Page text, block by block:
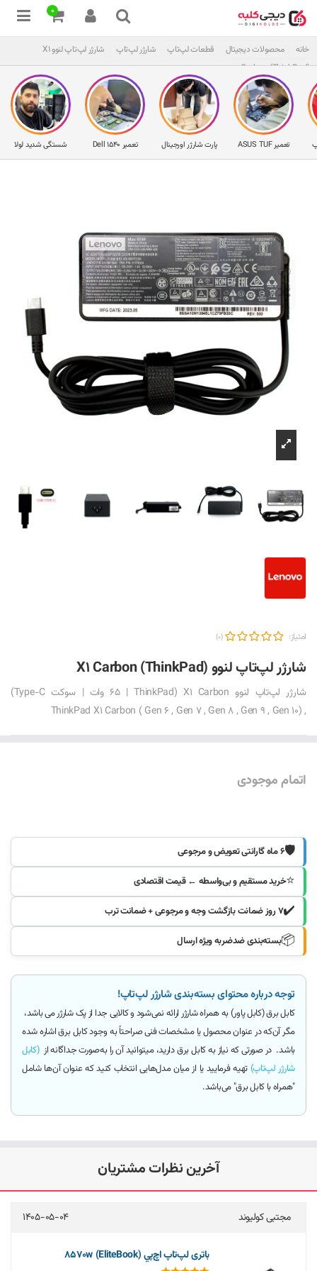
0
خانه محصولات دیجیتال قطعات لپ‌تاپ شارژر لپ‌تاپ
شارژر لپ‌تاپ لنوو X1
Carbon (ThinkPad)
شستگی شدید لولا تعمیر Dell 1540 پارت شارژر اورجینال تعمیر ASUS TUF
شارژر لپ‌تاپ لنوو X1 Carbon (ThinkPad)
شارژر لپ‌تاپ لنوو X1 Carbon (65 | ThinkPad وات | سوکت Type-C)
, ThinkPad X1 Carbon ( Gen 6 , Gen 7 , Gen 8 , Gen 9 , Gen 10)
امتیاز: (0)
اتمام موجودی
موجود شد خبرم کنید 🛡️۶ ماه گارانتی تعویض و مرجوعی
⭐خرید مستقیم و بی‌واسطه ← قیمت اقتصادی
✔️۷ روز ضمانت بازگشت وجه و مرجوعی + ضمانت ترب
📦بسته‌بندی ضدضربه ویژه ارسال
توجه درباره محتوای بسته‌بندی شارژر لپ‌تاپ!
کابل برق (کابل پاور)به همراه شارژر ارائه نمی‌شود و کالایی جدا از پک شارژر می باشد،
مگر آن‌کهدر عنوان محصول یا مشخصات فنی صراحتاً به وجود کابل برق اشاره شده
باشد. در صورتی که نیاز به کابل برق دارید، میتوانید آن را به‌صورت جداگانه از (کابل
شارژر لپ‌تاپ) تهیه فرمایید یا از میان مدل‌هایی انتخاب کنید که عنوان آن‌ها شامل
"همراه با کابل برق"می‌باشد.
آخرین نظرات مشتریان
مجتبی کولیوند 1405-05-04
باتری لپ‌تاپ اچ‌پي 8570w (EliteBook)